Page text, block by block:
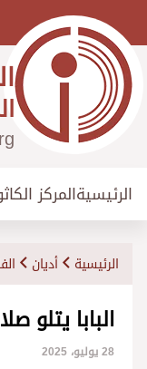
الرئيسيةالمركز
الرئيسية أديان
البابا يتلو
28 يوليو، 2025